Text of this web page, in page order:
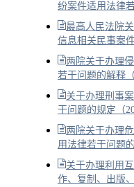
纷案件适用法律
最高人民法院
信息相关民事案
两院关于办理
若干问题的解释（
关于办理刑事
干问题的规定（
两院关于办理
用法律若干问题
关于办理利用
作、复制、出版